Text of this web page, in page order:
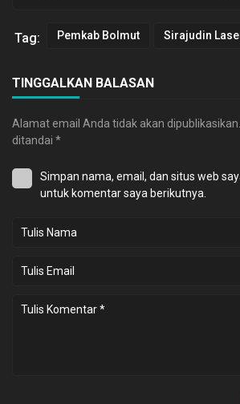
Tag: Pemkab Bolmut Sirajudin
TINGGALKAN BALASAN
Alamat email Anda tidak akan dipublikasikan.
ditandai *
Simpan nama, email, dan situs web
untuk komentar saya berikutnya.